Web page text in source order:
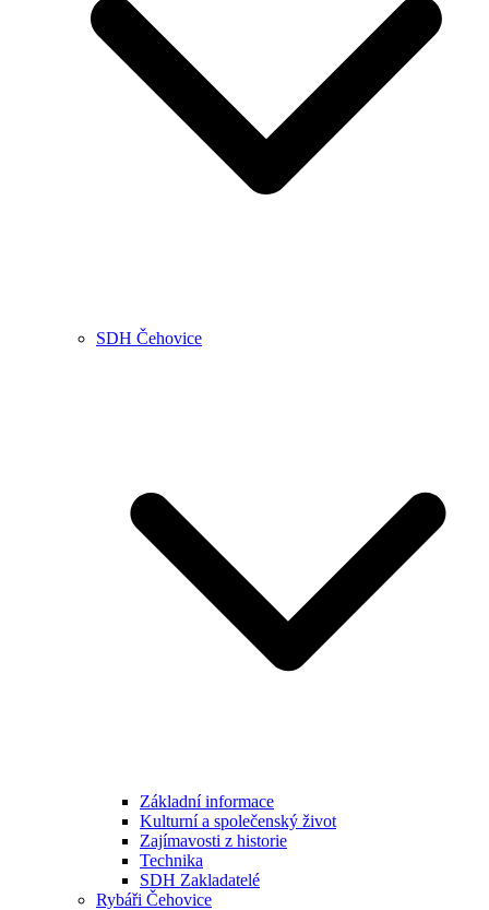
SDH Čehovice
Základní informace
Kulturní a společenský život
Zajímavosti z historie
Technika
SDH Zakladatelé
Rybáři Čehovice